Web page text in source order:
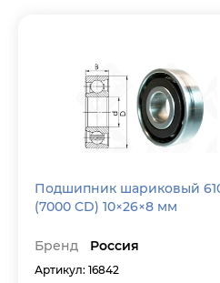
Подшипник шариковый
(7000 CD) 10×26×8 мм
Бренд Россия
Артикул: 16842